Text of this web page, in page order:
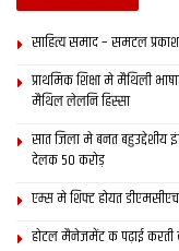
साहित्य समाद – समटल प्रकाश
प्राथमिक शि‍क्षा मे मैथि‍ली
मैथिल लेलनि हिस्सा
सात जिला मे बनत बहुउद्देशीय
देलक 50 करोड़
एम्स मे शिफ्ट होयत
होटल मैनेजमेंट क पढ़ाई करती